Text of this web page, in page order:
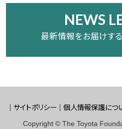
NEWS
最新情報をお届けする
サイトポリシー 個人情報保護につ
Copyright © The Toyota